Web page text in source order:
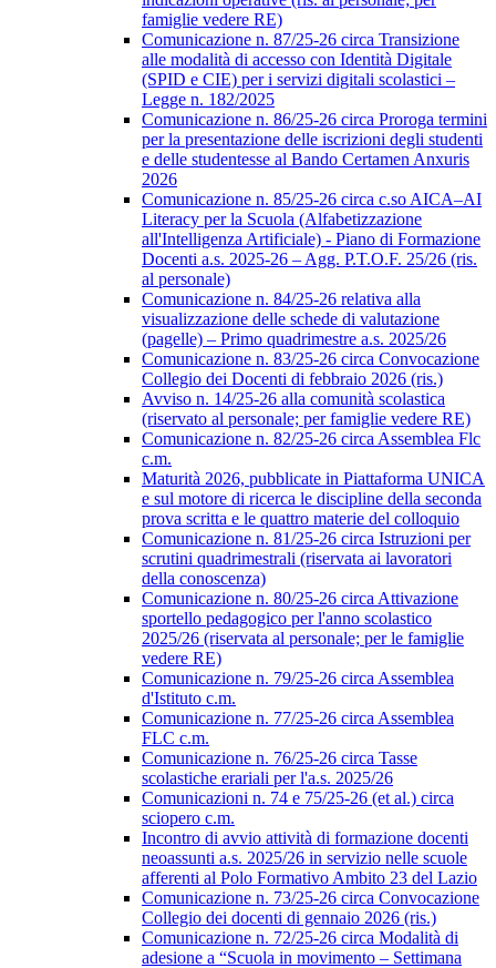
famiglie vedere RE)
Comunicazione n. 87/25-26 circa Transizione
alle modalità di accesso con Identità Digitale
(SPID e CIE) per i servizi digitali scolastici –
Legge n. 182/2025
Comunicazione n. 86/25-26 circa Proroga termini
per la presentazione delle iscrizioni degli studenti
e delle studentesse al Bando Certamen Anxuris
2026
Comunicazione n. 85/25-26 circa c.so AICA–AI
Literacy per la Scuola (Alfabetizzazione
all'Intelligenza Artificiale) - Piano di Formazione
Docenti a.s. 2025-26 – Agg. P.T.O.F. 25/26 (ris.
al personale)
Comunicazione n. 84/25-26 relativa alla
visualizzazione delle schede di valutazione
(pagelle) – Primo quadrimestre a.s. 2025/26
Comunicazione n. 83/25-26 circa Convocazione
Collegio dei Docenti di febbraio 2026 (ris.)
Avviso n. 14/25-26 alla comunità scolastica
(riservato al personale; per famiglie vedere RE)
Comunicazione n. 82/25-26 circa Assemblea Flc
c.m.
Maturità 2026, pubblicate in Piattaforma UNICA
e sul motore di ricerca le discipline della seconda
prova scritta e le quattro materie del colloquio
Comunicazione n. 81/25-26 circa Istruzioni per
scrutini quadrimestrali (riservata ai lavoratori
della conoscenza)
Comunicazione n. 80/25-26 circa Attivazione
sportello pedagogico per l'anno scolastico
2025/26 (riservata al personale; per le famiglie
vedere RE)
Comunicazione n. 79/25-26 circa Assemblea
d'Istituto c.m.
Comunicazione n. 77/25-26 circa Assemblea
FLC c.m.
Comunicazione n. 76/25-26 circa Tasse
scolastiche erariali per l'a.s. 2025/26
Comunicazioni n. 74 e 75/25-26 (et al.) circa
sciopero c.m.
Incontro di avvio attività di formazione docenti
neoassunti a.s. 2025/26 in servizio nelle scuole
afferenti al Polo Formativo Ambito 23 del Lazio
Comunicazione n. 73/25-26 circa Convocazione
Collegio dei docenti di gennaio 2026 (ris.)
Comunicazione n. 72/25-26 circa Modalità di
adesione a “Scuola in movimento – Settimana